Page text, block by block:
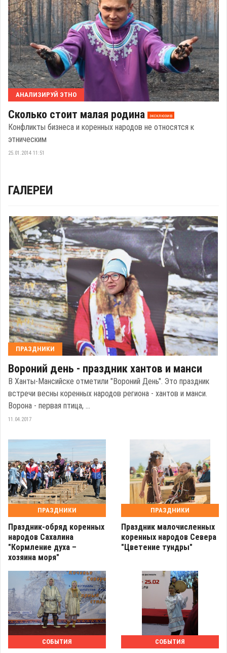
АНАЛИЗИРУЙ ЭТНО
Сколько стоит малая родина эксклюзив
Конфликты бизнеса и коренных народов не относятся к
этническим
25.01.2014 11:51
ГАЛЕРЕИ
ПРАЗДНИКИ
Вороний день - праздник хантов и манси
В Ханты-Мансийске отметили "Вороний День". Это праздник
встречи весны коренных народов региона - хантов и манси.
Ворона - первая птица, ...
11.04.2017
ПРАЗДНИКИ
Праздник-обряд коренных
народов Сахалина
"Кормление духа –
хозяина моря"
ПРАЗДНИКИ
Праздник малочисленных
коренных народов Севера
"Цветение тундры"
СОБЫТИЯ СОБЫТИЯ